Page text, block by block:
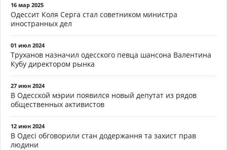
16 мар 2025
Одессит Коля Серга стал советником министра
иностранных дел
01 июл 2024
Труханов назначил одесского певца шансона Валентина
Кубу директором рынка
27 июн 2024
В Одесской мэрии появился новый депутат из рядов
общественных активистов
12 июн 2024
В Одесі обговорили стан додержання та захист прав
людини